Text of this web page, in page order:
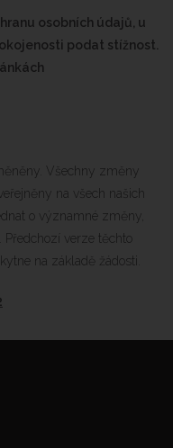
osobních údajů, u
podat stížnost.
Všechny změny
na všech našich
o významné změny,
Předchozí verze těchto
na základě žádosti.